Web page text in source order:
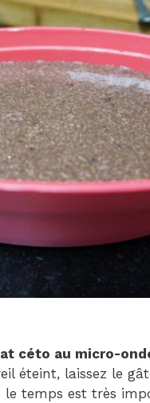
céto au micro-
éteint, laissez le
le temps est très